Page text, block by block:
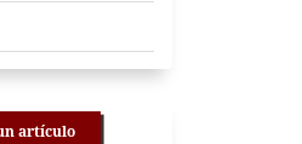
artículo